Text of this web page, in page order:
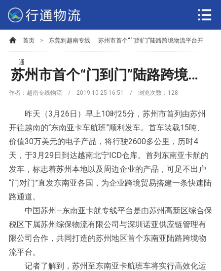
首页 > 东莞到越南专线 苏州市首个“门到门”陆路跨境物流平台开
通
苏州市首个“门到门”陆路跨境物流平台开通
作者：越南专线物流 / 2019-10-25 16:51 / 浏览次数： 128
昨天（3月26日）早上10时25分，苏州市首列由苏州
开往越南的“东南亚卡车航班”顺利发车。首车装载15吨、
价值30万美元的电子产品，将行驶2600多公里，历时4
天，于3月29日到达越南北宁ICD仓库。首列东南亚卡航的
发车，标志着苏州本地以及周边企业的产品，可足不出户
“门对门”直发东南亚各国，为企业跨境贸易搭建一条快速陆
路通道。
中国苏州—东南亚卡航专线平台是由苏州高新区综合保
税区下属苏州综保物流有限公司与深圳诺亚供应链管理有
限公司合作，共同打造的苏州地区首个东南亚陆路跨境物
流平台。
记者了解到，苏州至东南亚卡航班车将实行高效化运